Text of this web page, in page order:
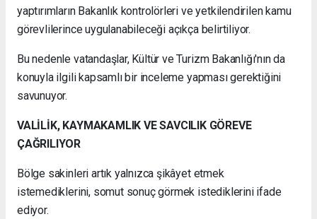
yaptırımların Bakanlık kontrolörleri ve yetkilendirilen kamu
görevlilerince uygulanabileceği açıkça belirtiliyor.
Bu nedenle vatandaşlar, Kültür ve Turizm Bakanlığı'nın da
konuyla ilgili kapsamlı bir inceleme yapması gerektiğini
savunuyor.
VALİLİK, KAYMAKAMLIK VE SAVCILIK GÖREVE
ÇAĞRILIYOR
Bölge sakinleri artık yalnızca şikâyet etmek
istemediklerini, somut sonuç görmek istediklerini ifade
ediyor.